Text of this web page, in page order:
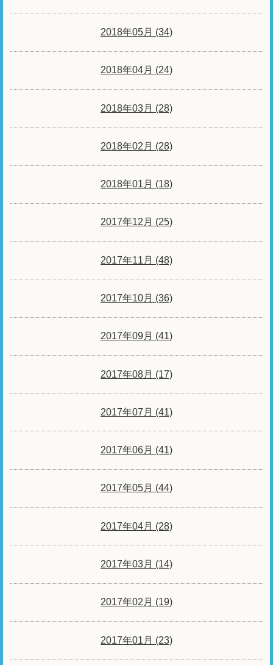
2018年05月 (34)
2018年04月 (24)
2018年03月 (28)
2018年02月 (28)
2018年01月 (18)
2017年12月 (25)
2017年11月 (48)
2017年10月 (36)
2017年09月 (41)
2017年08月 (17)
2017年07月 (41)
2017年06月 (41)
2017年05月 (44)
2017年04月 (28)
2017年03月 (14)
2017年02月 (19)
2017年01月 (23)